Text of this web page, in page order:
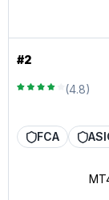
#2
(4.8)
FCA